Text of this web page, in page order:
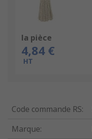
la pièce
4,84 €
HT
Code commande RS:
Marque: